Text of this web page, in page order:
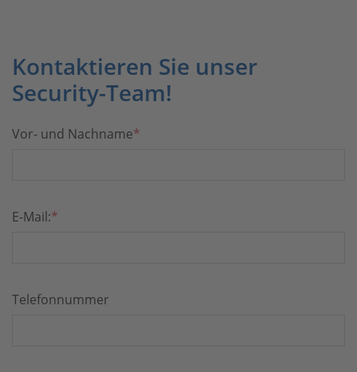
Kontaktieren Sie unser
Security-Team!
Pflichtfeld
Vor- und Nachname*
Pflichtfeld
E-Mail:*
Telefonnummer